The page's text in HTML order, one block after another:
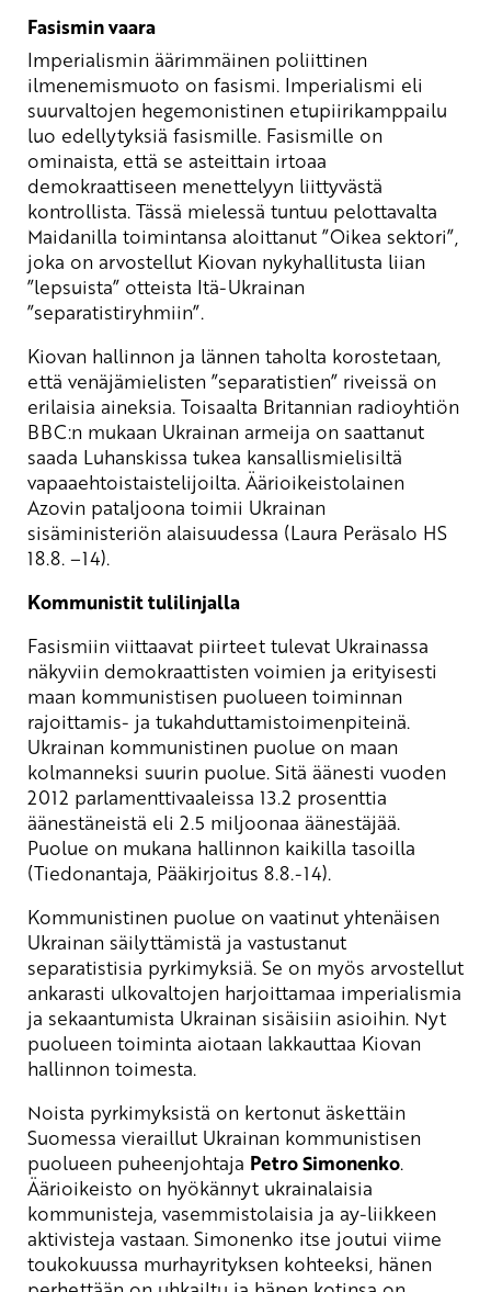
Fasismin vaara
Imperialismin äärimmäinen poliittinen
ilmenemismuoto on fasismi. Imperialismi eli
suurvaltojen hegemonistinen etupiirikamppailu
luo edellytyksiä fasismille. Fasismille on
ominaista, että se asteittain irtoaa
demokraattiseen menettelyyn liittyvästä
kontrollista. Tässä mielessä tuntuu pelottavalta
Maidanilla toimintansa aloittanut ”Oikea sektori”,
joka on arvostellut Kiovan nykyhallitusta liian
”lepsuista” otteista Itä-Ukrainan
”separatistiryhmiin”.
Kiovan hallinnon ja lännen taholta korostetaan,
että venäjämielisten ”separatistien” riveissä on
erilaisia aineksia. Toisaalta Britannian radioyhtiön
BBC:n mukaan Ukrainan armeija on saattanut
saada Luhanskissa tukea kansallismielisiltä
vapaaehtoistaistelijoilta. Äärioikeistolainen
Azovin pataljoona toimii Ukrainan
sisäministeriön alaisuudessa (Laura Peräsalo HS
18.8. –14).
Kommunistit tulilinjalla
Fasismiin viittaavat piirteet tulevat Ukrainassa
näkyviin demokraattisten voimien ja erityisesti
maan kommunistisen puolueen toiminnan
rajoittamis- ja tukahduttamistoimenpiteinä.
Ukrainan kommunistinen puolue on maan
kolmanneksi suurin puolue. Sitä äänesti vuoden
2012 parlamenttivaaleissa 13.2 prosenttia
äänestäneistä eli 2.5 miljoonaa äänestäjää.
Puolue on mukana hallinnon kaikilla tasoilla
(Tiedonantaja, Pääkirjoitus 8.8.-14).
Kommunistinen puolue on vaatinut yhtenäisen
Ukrainan säilyttämistä ja vastustanut
separatistisia pyrkimyksiä. Se on myös arvostellut
ankarasti ulkovaltojen harjoittamaa imperialismia
ja sekaantumista Ukrainan sisäisiin asioihin. Nyt
puolueen toiminta aiotaan lakkauttaa Kiovan
hallinnon toimesta.
Noista pyrkimyksistä on kertonut äskettäin
Suomessa vieraillut Ukrainan kommunistisen
puolueen puheenjohtaja Petro Simonenko.
Äärioikeisto on hyökännyt ukrainalaisia
kommunisteja, vasemmistolaisia ja ay-liikkeen
aktivisteja vastaan. Simonenko itse joutui viime
toukokuussa murhayrityksen kohteeksi, hänen